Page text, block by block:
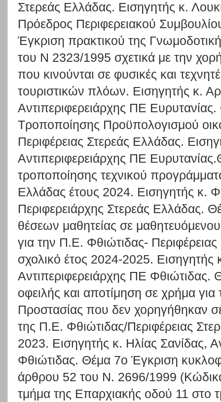
Στερεάς Ελλάδας. Εισηγητής κ.
Πρόεδρος Περιφερειακού
Έγκριση πρακτικού της
του Ν 2323/1995 σχετικά με την
που κινούνται σε φυσικές και
τουριστικών πλόων. Εισηγητής κ.
Αντιπεριφερειάρχης ΠΕ
Τροποποίησης Προϋπολογισμού
Περιφέρειας Στερεάς Ελλάδας.
Αντιπεριφερειάρχης ΠΕ
τροποποίησης τεχνικού
Ελλάδας έτους 2024. Εισηγητής κ.
Περιφερειάρχης Στερεάς Ελλάδας.
θέσεων μαθητείας σε
για την Π.Ε. Φθιώτιδας-
σχολικό έτος 2024-2025. Εισηγητής
Αντιπεριφερειάρχης ΠΕ
οφειλής και αποτίμηση σε χρήμα
Προστασίας που δεν χορηγήθηκαν
της Π.Ε. Φθιώτιδας/Περιφέρειας
2023. Εισηγητής κ. Ηλίας Σανίδας,
Φθιώτιδας. Θέμα 7ο Έγκριση
άρθρου 52 του Ν. 2696/1999
τμήμα της Επαρχιακής οδού 11 στο